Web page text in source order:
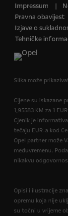
Impressum
Pravna obavijest
Izjave o
Tehničke
Slika može
Cijene su iskazane
1,95583 KM za 1
Cjenik je
tečaju EUR-a kod
Opel partner može
međuvremenu.
nikakvu
Opisi i ilustracije
opremu koja nije
su točni u vrijeme